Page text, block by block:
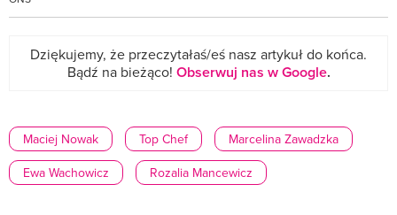
Dziękujemy, że przeczytałaś/eś nasz artykuł do końca.
Bądź na bieżąco! Obserwuj nas w Google.
Maciej Nowak Top Chef
Marcelina Zawadzka
Ewa Wachowicz
Rozalia Mancewicz